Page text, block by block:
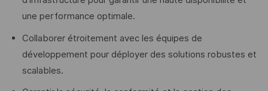
une performance optimale.
Collaborer étroitement avec les équipes de
développement pour déployer des solutions robustes et
scalables.